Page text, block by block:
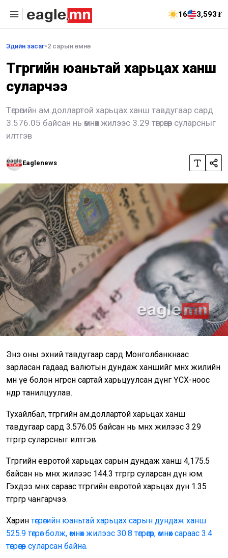
16 3,593₮
Эдийн засаг•2 сарын өмнө
Төгрөгийн юаньтай харьцах ханш
суларчээ
Төгрөгийн ам.доллартой харьцах ханш тавдугаар сард
3.576.05 байсан нь өмнөх жилээс 3.29 төгрөгөөр суларсныг
илтгэв
Eaglenews
Энэ оны эхний тавдугаар сард Монголбанкнаас
зарласан гадаад валютын дундаж ханшийг өмнөх жилийн
мөн үе болон өнгөрсөн сартай харьцуулсан дүнг ҮСХ-ноос
өнөөдөр танилцуулав.
Тухайлбал, төгрөгийн ам.доллартой харьцах ханш
тавдугаар сард 3.576.05 байсан нь өмнөх жилээс 3.29
төгрөгөөр суларсныг илтгэв.
Төгрөгийн евротой харьцах сарын дундаж ханш 4,175.5
байсан нь өмнөх жилээс 144.3 төгрөгөөр суларсан дүн юм.
Гэхдээ өмнөх сараас төгрөгийн евротой харьцах дүн 1.35
төгрөгөөр чангарчээ.
Харинтөгрөгийн юаньтай харьцах сарын дундаж ханш
525.9 төгрөг болж, өмнөх жилээс 30.8 төгрөгөөр, өмнөх сараас 3.4
төгрөгөөр суларсан байна.